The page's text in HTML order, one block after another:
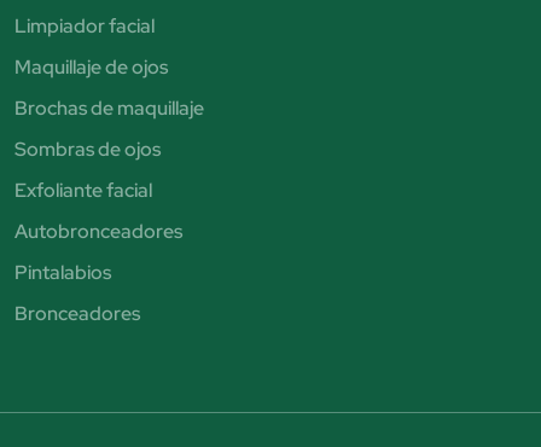
Limpiador facial
Maquillaje de ojos
Brochas de maquillaje
Sombras de ojos
Exfoliante facial
Autobronceadores
Pintalabios
Bronceadores